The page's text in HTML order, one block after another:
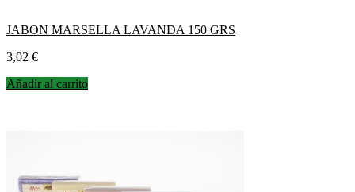
JABON MARSELLA LAVANDA 150 GRS
Precio
3,02 €
Añadir al carrito